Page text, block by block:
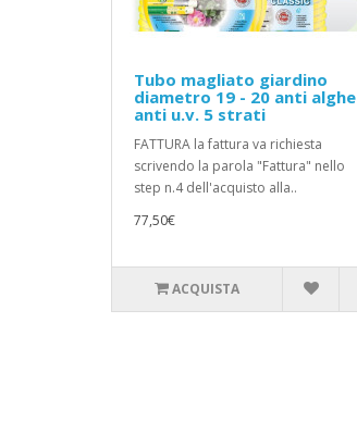
Tubo magliato giardino
diametro 19 - 20 anti alghe
anti u.v. 5 strati
FATTURA la fattura va richiesta
scrivendo la parola "Fattura" nello
step n.4 dell'acquisto alla..
77,50€
ACQUISTA